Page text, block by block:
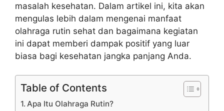
masalah kesehatan. Dalam artikel ini, kita akan
mengulas lebih dalam mengenai manfaat
olahraga rutin sehat dan bagaimana kegiatan
ini dapat memberi dampak positif yang luar
biasa bagi kesehatan jangka panjang Anda.
Table of Contents
Apa Itu Olahraga Rutin?